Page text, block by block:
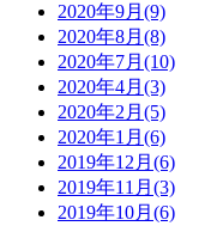
2020年9月(9)
2020年8月(8)
2020年7月(10)
2020年4月(3)
2020年2月(5)
2020年1月(6)
2019年12月(6)
2019年11月(3)
2019年10月(6)